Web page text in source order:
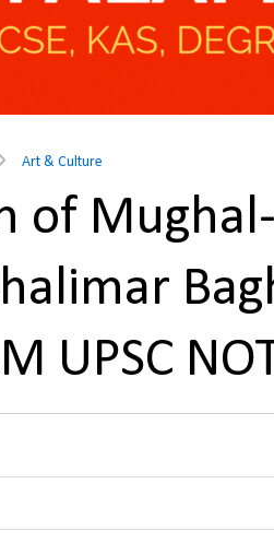
Art & Culture
of
UPSC